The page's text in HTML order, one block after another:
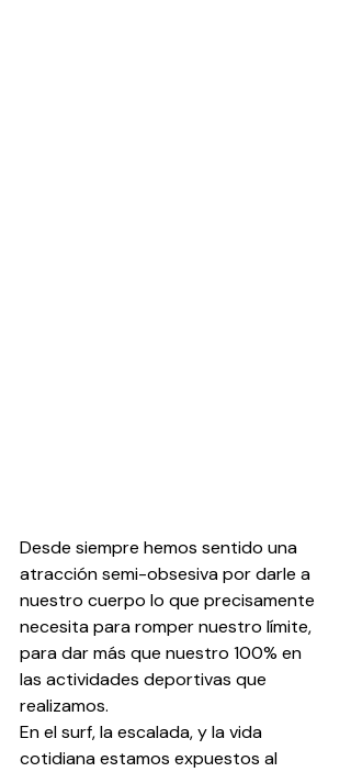
Desde siempre hemos sentido una
atracción semi-obsesiva por darle a
nuestro cuerpo lo que precisamente
necesita para romper nuestro límite,
para dar más que nuestro 100% en
las actividades deportivas que
realizamos.
En el surf, la escalada, y la vida
cotidiana estamos expuestos al